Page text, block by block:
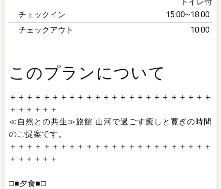
チェックイン
15:00
18:00
チェックアウト
10:00
このプランについて
＋＋＋＋＋＋＋＋＋＋＋＋＋＋＋＋＋＋＋＋＋＋＋＋
＋＋＋＋＋＋
≪自然との共生≫旅館 山河で過ごす癒しと寛ぎの時間
のご提案です。
＋＋＋＋＋＋＋＋＋＋＋＋＋＋＋＋＋＋＋＋＋＋＋＋
＋＋＋＋＋＋
□■夕食■□